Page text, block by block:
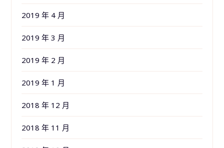
2019 年 4 月
2019 年 3 月
2019 年 2 月
2019 年 1 月
2018 年 12 月
2018 年 11 月